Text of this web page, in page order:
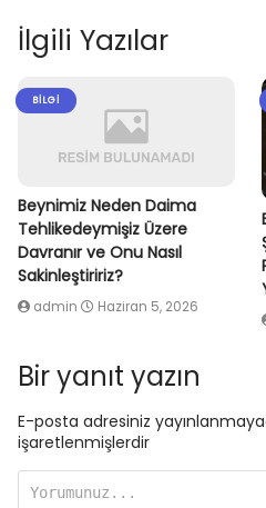
İlgili Yazılar
BILGI
Beynimiz Neden Daima
Tehlikedeymişiz Üzere
Davranır ve Onu Nasıl
Sakinleştiririz?
admin Haziran 5, 2026
Bir yanıt yazın
E-posta adresiniz
işaretlenmişlerdir